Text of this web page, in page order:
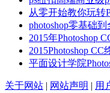
从零开始教你玩转
photoshop零基础
2015年Photoshop
2015Photoshop CC
平面设计学院
关于网站 | 网站声明 | 用